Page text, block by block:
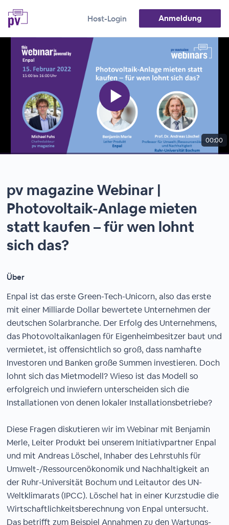
Host-Login Anmeldung
00:00
pv magazine Webinar |
Photovoltaik-Anlage mieten
statt kaufen – für wen lohnt
sich das?
Über
Enpal ist das erste Green-Tech-Unicorn, also das erste
mit einer Milliarde Dollar bewertete Unternehmen der
deutschen Solarbranche. Der Erfolg des Unternehmens,
das Photovoltaikanlagen für Eigenheimbesitzer baut und
vermietet, ist offensichtlich so groß, dass namhafte
Investoren und Banken große Summen investieren. Doch
lohnt sich das Mietmodell? Wieso ist das Modell so
erfolgreich und inwiefern unterscheiden sich die
Installationen von denen lokaler Installationsbetriebe?
Diese Fragen diskutieren wir im Webinar mit Benjamin
Merle, Leiter Produkt bei unserem Initiativpartner Enpal
und mit Andreas Löschel, Inhaber des Lehrstuhls für
Umwelt-/Ressourcenökonomik und Nachhaltigkeit an
der Ruhr-Universität Bochum und Leitautor des UN-
Weltklimarats (IPCC). Löschel hat in einer Kurzstudie die
Wirtschaftlichkeitsberechnung von Enpal untersucht.
Das betrifft zum Beispiel Annahmen zu den Wartungs-